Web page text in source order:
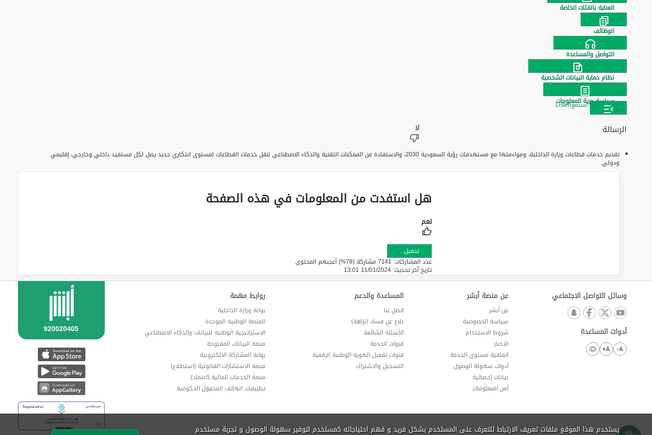
العناية بالفئات الخاصة
الوظائف
التواصل والمساعدة
نظام حماية البيانات الشخصية
سياسة حرية المعلومات
استمعListen
الرسالة
تقديم خدمات قطاعات وزارة الداخلية، ومواءمتها مع مستهدفات رؤية السعودية 2030، والاستفادة من الممكنات التقنية والذكاء الاصطناعي لنقل خدمات القطاعات لمستوى ابتكاري جديد يصل لكل مستفيد داخلي وخارجي، إقليمي
ودولي.
هل استفدت من المعلومات في هذه الصفحة
تحميل...
عدد المشاركات: 7141 مشاركة (78%) أعجبهم المحتوى
تاريخ أخر تحديث: 11/01/2024 13:01
وسائل التواصل الاجتماعي
أدوات المساعدة
A-
A+
عن منصة أبشر
عن أبشر
سياسة الخصوصية
شروط الاستخدام
الاخبار
اتفاقية مستوى الخدمة
أدوات سهولة الوصول
بيانات إحصائية
أمن المعلومات
المساعدة والدعم
اتصل بنا
بلاغ عن فساد (نزاهة)
الأسئلة الشائعة
قنوات الخدمة
قنوات تفعيل الهوية الوطنية الرقمية
التسجيل والاشتراك
روابط مهمة
بوابة وزارة الداخلية
المنصة الوطنية الموحدة
الاستراتيجية الوطنية للبيانات والذكاء الاصطناعي
منصة البيانات المفتوحة
بوابة المشاركة الالكترونية
منصة الاستشارات القانونية (استطلاع)
منصة الخدمات المالية (اعتماد)
تطبيقات الهاتف المحمول الحكومية
يستخدم هذا الموقع ملفات تعريف الارتباط للتعرف على المستخدم بشكل فريد و فهم احتياجاته كمستخدم لتوفير سهولة الوصول و تجربة مستخدم